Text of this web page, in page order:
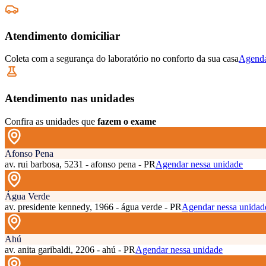
Atendimento domiciliar
Coleta com a segurança do laboratório no conforto da sua casa
Atendimento nas unidades
Confira as unidades que fazem o exame
Afonso Pena
av. rui barbosa, 5231 - afonso pena - PRAgendar nessa unidade
Água Verde
av. presidente kennedy, 1966 - água verde - PRAgendar nessa
Ahú
av. anita garibaldi, 2206 - ahú - PRAgendar nessa unidade